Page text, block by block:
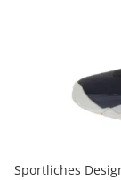
Sportliches